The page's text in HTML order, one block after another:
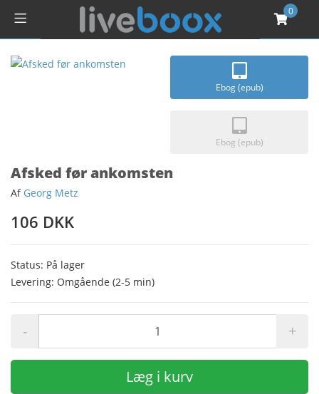
0
Ebog (epub)
Ebog (epub)
Afsked før ankomsten
Af Georg Metz
106 DKK
Status: På lager
Levering: Omgående (2-5 min)
- +
Læg i kurv